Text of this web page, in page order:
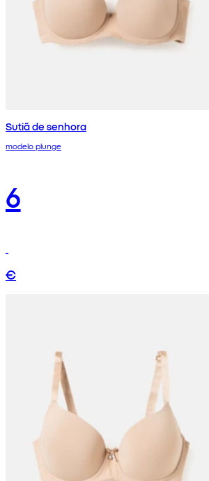
Sutiã de senhora
modelo plunge
6
€